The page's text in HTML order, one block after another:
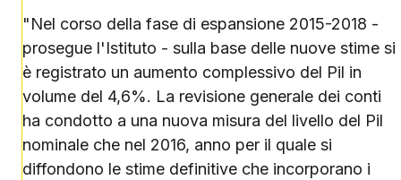
"Nel corso della fase di espansione 2015-2018 -
prosegue l'Istituto - sulla base delle nuove stime si
è registrato un aumento complessivo del Pil in
volume del 4,6%. La revisione generale dei conti
ha condotto a una nuova misura del livello del Pil
nominale che nel 2016, anno per il quale si
diffondono le stime definitive che incorporano i